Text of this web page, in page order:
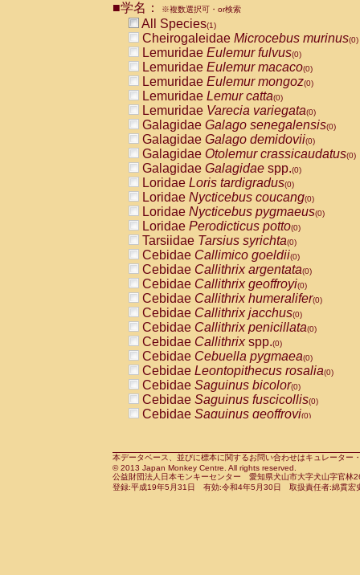
CebidaeCebus nigrivittatus
CebidaeCebus
CebidaeSaimiri boliviensis(0)
CebidaeSaimiri sciureus(0)
AtelidaeAlouatta caraya(0)
AtelidaeAlouatta fusca(0)
AtelidaeAlouatta seniculus
AtelidaeAlouattaspp.(0)
AtelidaeAteles belzebuth(0)
AtelidaeAteles geoffroyi(0)
AtelidaeAteles paniscus(0)
AtelidaeAtelesspp.(0)
Atelidae Lagothrix lagothricha
AtelidaeLagothrix lagothricha cana
PitheciidaeCacajao calvus
PitheciidaeCallicebus cupreus
PitheciidaeCallicebus donacophilus
PitheciidaeCallicebus moloch
PitheciidaeCallicebus torquatus
PitheciidaeCallicebusspp.(0)
PitheciidaeChiropotes satanas(0)
PitheciidaePithecia monachus
PitheciidaePithecia pithecia(0)
CercopithecidaeCercocebus agilis
CercopithecidaeCercocebus
CercopithecidaeCercocebus
CercopithecidaeCercocebus
CercopithecidaeCercocebus
CercopithecidaeCercocebushybrid
CercopithecidaePapio anubis(0)
CercopithecidaePapio cynocephalus
CercopithecidaePapio hamadryas(0)
■学名： ※複数選択可・or検索
All Species(1)
Cheirogaleidae Microcebus murinus(0)
Lemuridae Eulemur fulvus(0)
Lemuridae Eulemur macaco(0)
Lemuridae Eulemur mongoz(0)
Lemuridae Lemur catta(0)
Lemuridae Varecia variegata(0)
Galagidae Galago senegalensis(0)
Galagidae Galago demidovii(0)
Galagidae Otolemur crassicaudatus(0)
Galagidae Galagidae spp.(0)
Loridae Loris tardigradus(0)
Loridae Nycticebus coucang(0)
Loridae Nycticebus pygmaeus(0)
Loridae Perodicticus potto(0)
Tarsiidae Tarsius syrichta(0)
Cebidae Callimico goeldii(0)
Cebidae Callithrix argentata(0)
Cebidae Callithrix geoffroyi(0)
Cebidae Callithrix humeralifer(0)
Cebidae Callithrix jacchus(0)
Cebidae Callithrix penicillata(0)
Cebidae Callithrixspp.(0)
Cebidae Cebuella pygmaea(0)
Cebidae Leontopithecus rosalia(0)
Cebidae Saguinus bicolor(0)
Cebidae Saguinus fuscicollis(0)
Cebidae Saguinus geoffroyi(0)
CebidaeSaguinus leucopus(0)
CebidaeSaguinus midas(0)
Cebidae Saguinus mystax(0)
本データベース、並びに標本に関するお問い合わせはキュレータ
© 2013 Japan Monkey Centre. All rights reserved.
公益財団法人日本モンキーセンター 愛知県犬山市大字犬山字官
登録:平成19年5月31日 有効:令和4年5月30日 取扱責任者:綿貫宏